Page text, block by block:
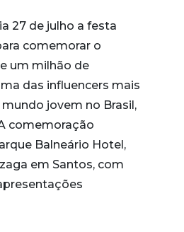
27 de julho a festa
comemorar o
um milhão de
das influencers mais
jovem no Brasil,
comemoração
Balneário Hotel,
em Santos, com